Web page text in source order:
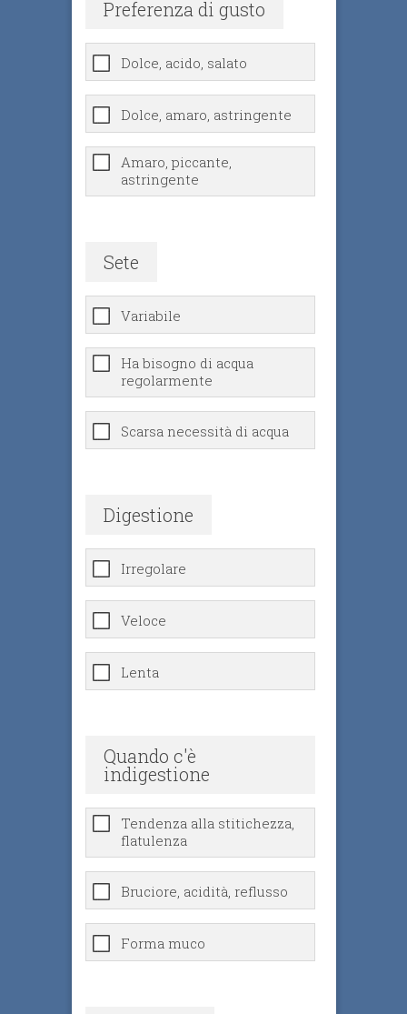
Preferenza di gusto
Dolce, acido, salato
Dolce, amaro, astringente
Amaro, piccante,
astringente
Sete
Variabile
Ha bisogno di acqua
regolarmente
Scarsa necessità di acqua
Digestione
Irregolare
Veloce
Lenta
Quando c'è
indigestione
Tendenza alla stitichezza,
flatulenza
Bruciore, acidità, reflusso
Forma muco